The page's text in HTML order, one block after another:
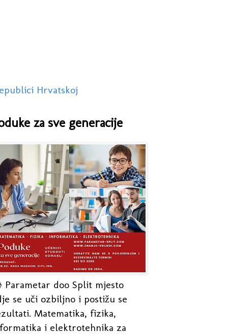
Hrvatskoj
za sve generacije
Parametar doo Split mjesto
se uči ozbiljno i postižu se
Matematika, fizika,
i elektrotehnika za